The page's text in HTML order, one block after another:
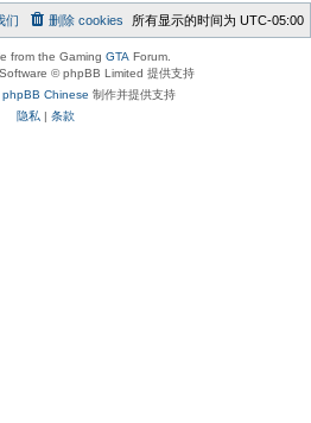
所有显示的时间为 UTC-05:00
删除 cookies
们
from the Gaming GTA Forum.
© phpBB Limited 提供支持
phpBB Chinese 制作并提供支持
隐私 | 条款